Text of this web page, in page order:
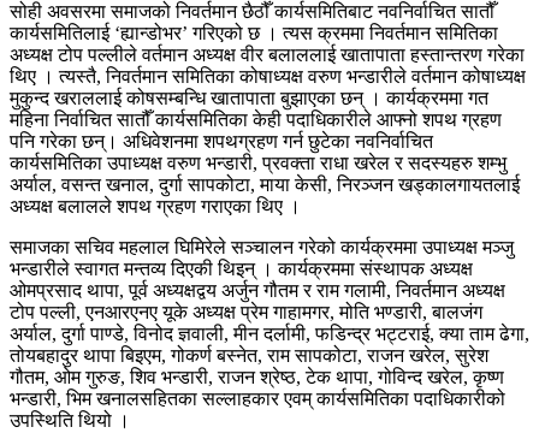
सोही अवसरमा समाजको निवर्तमान छैठौँ कार्यसमितिबाट नवनिर्वाचित सातौँ
कार्यसमितिलाई ‘ह्यान्डोभर’ गरिएको छ । त्यस क्रममा निवर्तमान समितिका
अध्यक्ष टोप पल्लीले वर्तमान अध्यक्ष वीर बलाललाई खातापाता हस्तान्तरण गरेका
थिए । त्यस्तै, निवर्तमान समितिका कोषाध्यक्ष वरुण भन्डारीले वर्तमान कोषाध्यक्ष
मुकुन्द खराललाई कोषसम्बन्धि खातापाता बुझाएका छन् । कार्यक्रममा गत
महिना निर्वाचित सातौँ कार्यसमितिका केही पदाधिकारीले आफ्नो शपथ ग्रहण
पनि गरेका छन्। अधिवेशनमा शपथग्रहण गर्न छुटेका नवनिर्वाचित
कार्यसमितिका उपाध्यक्ष वरुण भन्डारी, प्रवक्ता राधा खरेल र सदस्यहरु शम्भु
अर्याल, वसन्त खनाल, दुर्गा सापकोटा, माया केसी, निरञ्जन खड्कालगायतलाई
अध्यक्ष बलालले शपथ ग्रहण गराएका थिए ।
समाजका सचिव महलाल घिमिरेले सञ्चालन गरेको कार्यक्रममा उपाध्यक्ष मञ्जु
भन्डारीले स्वागत मन्तव्य दिएकी थिइन् । कार्यक्रममा संस्थापक अध्यक्ष
ओमप्रसाद थापा, पूर्व अध्यक्षद्वय अर्जुन गौतम र राम गलामी, निवर्तमान अध्यक्ष
टोप पल्ली, एनआरएनए यूके अध्यक्ष प्रेम गाहामगर, मोति भण्डारी, बालजंग
अर्याल, दुर्गा पाण्डे, विनोद ज्ञवाली, मीन दर्लामी, फडिन्द्र भट्टराई, क्या ताम ढेगा,
तोयबहादुर थापा बिइएम, गोकर्ण बस्नेत, राम सापकोटा, राजन खरेल, सुरेश
गौतम, ओम गुरुङ, शिव भन्डारी, राजन श्रेष्ठ, टेक थापा, गोविन्द खरेल, कृष्ण
भन्डारी, भिम खनालसहितका सल्लाहकार एवम् कार्यसमितिका पदाधिकारीको
उपस्थिति थियो ।